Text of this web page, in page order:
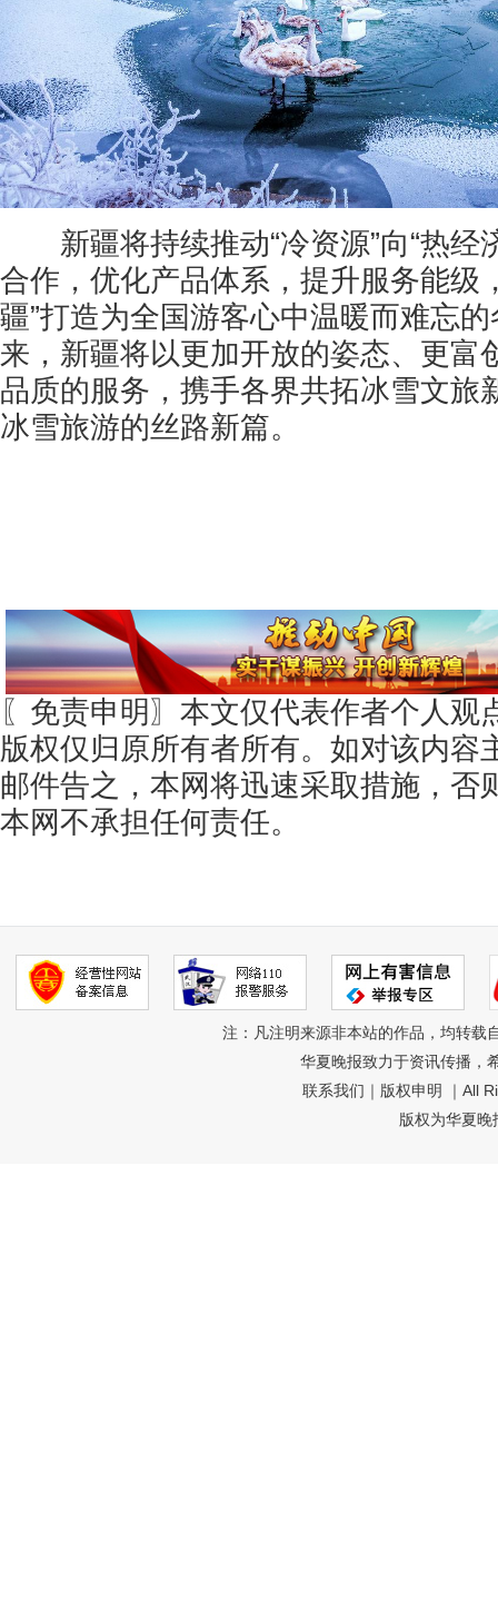
新疆将持续推动“冷资源”向“热经
合作，优化产品体系，提升服务能级
疆”打造为全国游客心中温暖而难忘
来，新疆将以更加开放的姿态、更富
品质的服务，携手各界共拓冰雪文旅
冰雪旅游的丝路新篇。
〖免责申明〗本文仅代表作者个人观
版权仅归原所有者所有。如对该内容
邮件告之，本网将迅速采取措施，否
本网不承担任何责任。
注：凡注明来源非本站的作品，均转载
华夏晚报致力于资讯传播，
联系我们 ｜ 版权申明 ｜All
版权为华夏